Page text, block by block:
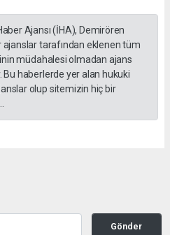
Ajansı (İHA), Demirören
ajanslar tarafından eklenen tüm
müdahalesi olmadan ajans
Bu haberlerde yer alan hukuki
olup sitemizin hiç bir
Gönder